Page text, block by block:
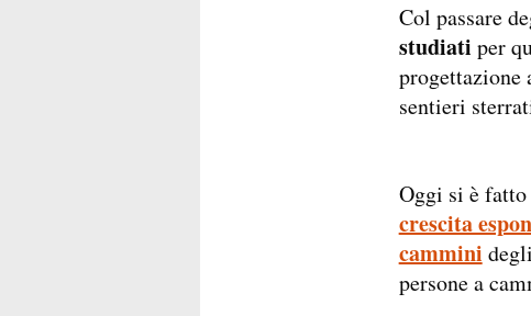
Col passare
studiati per
progettazione
sentieri
Oggi si è
crescita
cammini
persone a